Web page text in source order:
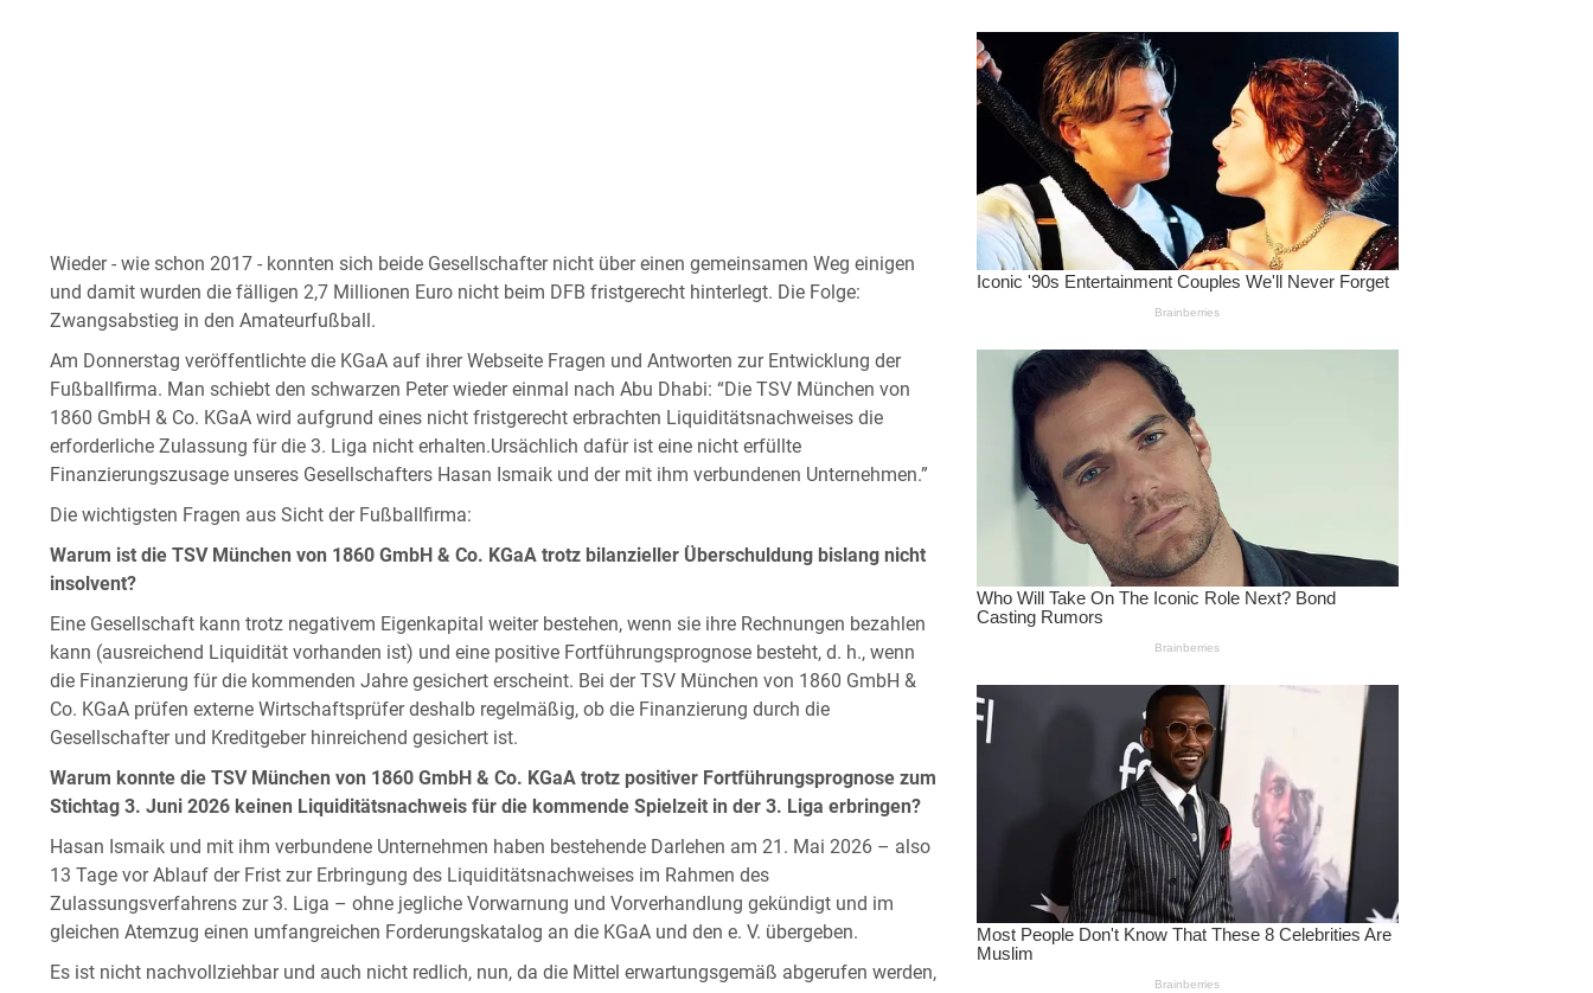
Wieder - wie schon 2017 - konnten sich beide Gesellschafter nicht über einen gemeinsamen Weg einigen
und damit wurden die fälligen 2,7 Millionen Euro nicht beim DFB fristgerecht hinterlegt. Die Folge:
Zwangsabstieg in den Amateurfußball.
Am Donnerstag veröffentlichte die KGaA auf ihrer Webseite Fragen und Antworten zur Entwicklung der
Fußballfirma. Man schiebt den schwarzen Peter wieder einmal nach Abu Dhabi: “Die TSV München von
1860 GmbH & Co. KGaA wird aufgrund eines nicht fristgerecht erbrachten Liquiditätsnachweises die
erforderliche Zulassung für die 3. Liga nicht erhalten.Ursächlich dafür ist eine nicht erfüllte
Finanzierungszusage unseres Gesellschafters Hasan Ismaik und der mit ihm verbundenen Unternehmen.”
Die wichtigsten Fragen aus Sicht der Fußballfirma:
Warum ist die TSV München von 1860 GmbH & Co. KGaA trotz bilanzieller Überschuldung bislang nicht
insolvent?
Eine Gesellschaft kann trotz negativem Eigenkapital weiter bestehen, wenn sie ihre Rechnungen bezahlen
kann (ausreichend Liquidität vorhanden ist) und eine positive Fortführungsprognose besteht, d. h., wenn
die Finanzierung für die kommenden Jahre gesichert erscheint. Bei der TSV München von 1860 GmbH &
Co. KGaA prüfen externe Wirtschaftsprüfer deshalb regelmäßig, ob die Finanzierung durch die
Gesellschafter und Kreditgeber hinreichend gesichert ist.
Warum konnte die TSV München von 1860 GmbH & Co. KGaA trotz positiver Fortführungsprognose zum
Stichtag 3. Juni 2026 keinen Liquiditätsnachweis für die kommende Spielzeit in der 3. Liga erbringen?
Hasan Ismaik und mit ihm verbundene Unternehmen haben bestehende Darlehen am 21. Mai 2026 – also
13 Tage vor Ablauf der Frist zur Erbringung des Liquiditätsnachweises im Rahmen des
Zulassungsverfahrens zur 3. Liga – ohne jegliche Vorwarnung und Vorverhandlung gekündigt und im
gleichen Atemzug einen umfangreichen Forderungskatalog an die KGaA und den e. V. übergeben.
Es ist nicht nachvollziehbar und auch nicht redlich, nun, da die Mittel erwartungsgemäß abgerufen werden,